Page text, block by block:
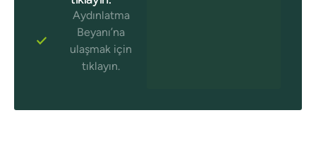
Aydınlatma
Beyanı’na
ulaşmak için
tıklayın.